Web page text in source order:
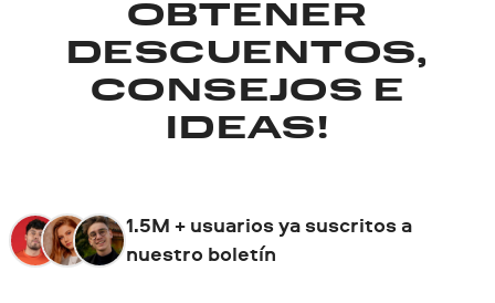
OBTENER
DESCUENTOS,
CONSEJOS E
IDEAS!
1.5M + usuarios ya suscritos a
nuestro boletín